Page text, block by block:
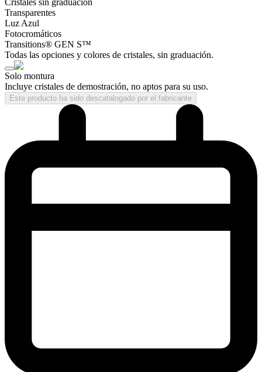
Cristales sin graduación
Transparentes
Luz Azul
Fotocromáticos
Transitions® GEN S™
Todas las opciones y colores de cristales, sin graduación.
Solo montura
Incluye cristales de demostración, no aptos para su uso.
Este producto ha sido descatalogado por el fabricante